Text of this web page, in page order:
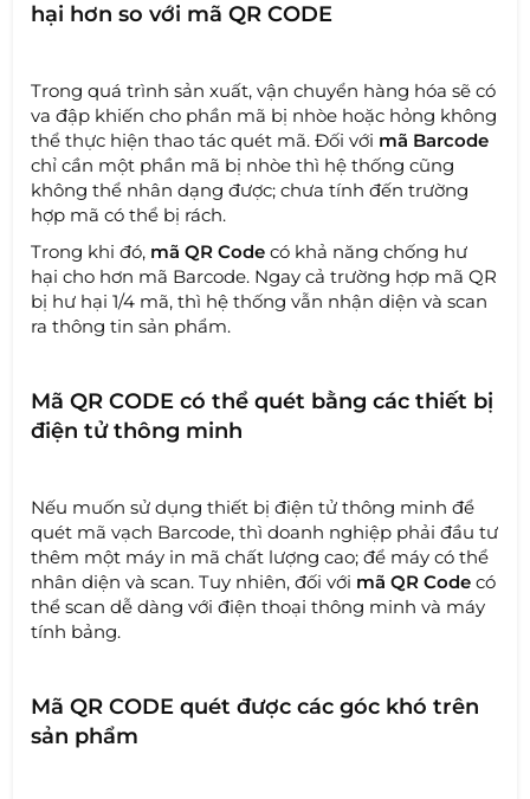
hại hơn so với mã QR CODE
Trong quá trình sản xuất, vận chuyển hàng hóa sẽ có
va đập khiến cho phần mã bị nhòe hoặc hỏng không
thể thực hiện thao tác quét mã. Đối với mã Barcode
chỉ cần một phần mã bị nhòe thì hệ thống cũng
không thể nhân dạng được; chưa tính đến trường
hợp mã có thể bị rách.
Trong khi đó, mã QR Codecó khả năng chống hư
hại cho hơn mã Barcode. Ngay cả trường hợp mã QR
bị hư hại 1/4 mã, thì hệ thống vẫn nhận diện và scan
ra thông tin sản phẩm.
Mã QR CODE có thể quét bằng các thiết bị
điện tử thông minh
Nếu muốn sử dụng thiết bị điện tử thông minh để
quét mã vạch Barcode, thì doanh nghiệp phải đầu tư
thêm một máy in mã chất lượng cao; để máy có thể
nhân diện và scan. Tuy nhiên, đối với mã QR Code có
thể scan dễ dàng với điện thoại thông minh và máy
tính bảng.
Mã QR CODE quét được các góc khó trên
sản phẩm